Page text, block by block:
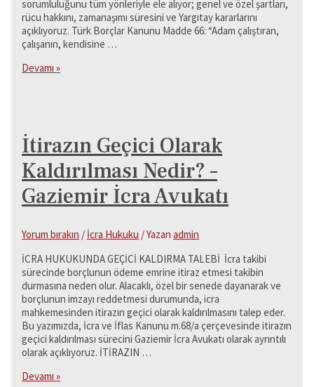
sorumluluğunu tüm yönleriyle ele alıyor; genel ve özel şartları,
rücu hakkını, zamanaşımı süresini ve Yargıtay kararlarını
açıklıyoruz. Türk Borçlar Kanunu Madde 66: “Adam çalıştıran,
çalışanın, kendisine …
Adam
Devamı »
İtirazın Geçici Olarak
Kaldırılması Nedir? –
Gaziemir İcra Avukatı
Yorum bırakın / İcra Hukuku / Yazan admin
İCRA HUKUKUNDA GEÇİCİ KALDIRMA TALEBİ İcra takibi
sürecinde borçlunun ödeme emrine itiraz etmesi takibin
durmasına neden olur. Alacaklı, özel bir senede dayanarak ve
borçlunun imzayı reddetmesi durumunda, icra
mahkemesinden itirazın geçici olarak kaldırılmasını talep eder.
Bu yazımızda, İcra ve İflas Kanunu m.68/a çerçevesinde itirazın
geçici kaldırılması sürecini Gaziemir İcra Avukatı olarak ayrıntılı
olarak açıklıyoruz. İTİRAZIN …
İtirazın
Devamı »